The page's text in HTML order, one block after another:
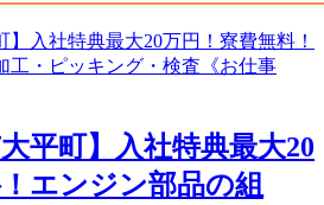
平町】入社特典最大20
エンジン部品の組